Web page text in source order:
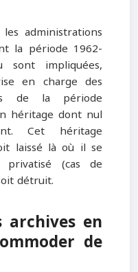
administrations
la période 1962-
sont impliquées,
en charge des
de la période
héritage dont nul
Cet héritage
laissé là où il se
(cas de
détruit.
archives en
de